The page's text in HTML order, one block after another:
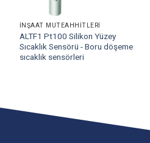
İNŞAAT MÜTEAHHITLERI
ALTF1 Pt100 Silikon Yüzey
Sıcaklık Sensörü - Boru döşeme
sıcaklık sensörleri